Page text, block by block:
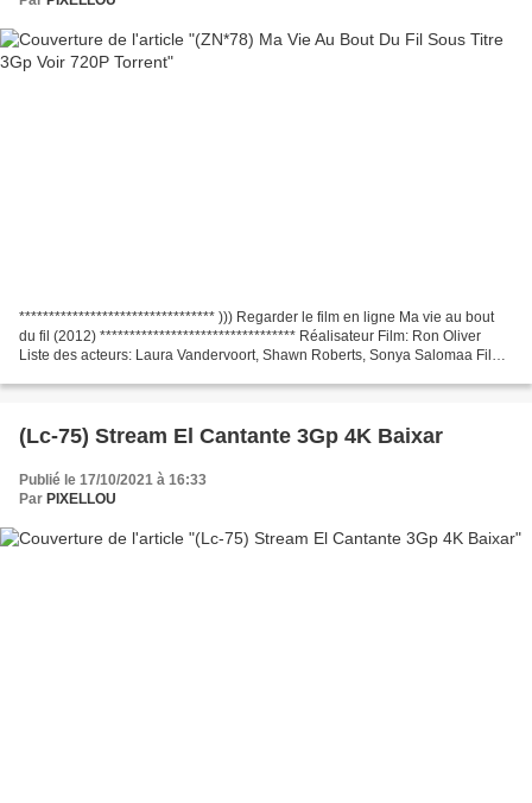
********************************* ))) Regarder le film en ligne Ma vie au bout
du fil (2012) ********************************* Réalisateur Film: Ron Oliver
Liste des acteurs: Laura Vandervoort, Shawn Roberts, Sonya Salomaa Film
(Lc-75) Stream El Cantante 3Gp 4K Baixar
Publié le 17/10/2021 à 16:33
Par PIXELLOU